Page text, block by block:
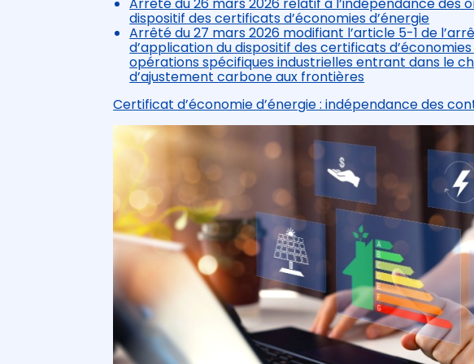
dispositif des certificats d’économies d’énergie
Arrêté du 27 mars 2026 modifiant l’article 5-1 de
d’application du dispositif des certificats
opérations spécifiques industrielles entrant dans le
d’ajustement carbone aux frontières
Certificat d’économie d’énergie : indépendance des